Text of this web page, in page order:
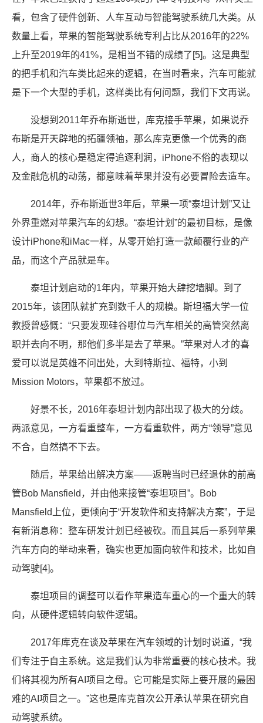
看，包含了硬件创新、人车互动与智能驾驶系统几大类。从
数量上看，苹果的智能驾驶系统专利占比从2016年的22%
上升至2019年的41%，是相当不错的成绩了[5]。这是典型
的把手机和汽车类比起来的逻辑，在当时看来，汽车可能就
是下一个大型的手机，这样类比有何问题，我们下文再说。
没想到2011年乔布斯逝世，库克接手苹果，如果说乔
布斯是开天辟地的拓疆领袖，那么库克更像一个优秀的商
人，商人的核心是稳定得追逐利润，iPhone不俗的表现以
及金融危机的动荡，都意味着苹果并没有必要冒险去造车。
2014年，乔布斯逝世3年后，苹果一项“泰坦计划”又让
外界重燃对苹果汽车的幻想。“泰坦计划”的最初目标，是像
设计iPhone和iMac一样，从零开始打造一款颠覆行业的产
品，而这个产品就是车。
泰坦计划启动的1年内，苹果开始大肆挖墙脚。到了
2015年，该团队就扩充到数千人的规模。斯坦福大学一位
教授曾感慨：“只要发现硅谷哪位与汽车相关的高管突然离
职并去向不明，那他们多半是去了苹果。”苹果对人才的喜
爱可以说是英雄不问出处，大到特斯拉、福特，小到
Mission Motors，苹果都不放过。
好景不长，2016年泰坦计划内部出现了极大的分歧。
两派意见，一方看重整车，一方看重软件，两方“领导”意见
不合，自然搞不下去。
随后，苹果给出解决方案——返聘当时已经退休的前高
管Bob Mansfield，并由他来接管“泰坦项目”。Bob
Mansfield上位，更倾向于“开发软件和支持解决方案”，于是
有新消息称：整车研发计划已经被砍。而且其后一系列苹果
汽车方向的举动来看，确实也更加面向软件和技术，比如自
动驾驶[4]。
泰坦项目的调整可以看作苹果造车重心的一个重大的转
向，从硬件逻辑转向软件逻辑。
2017年库克在谈及苹果在汽车领域的计划时说道，“我
们专注于自主系统。这是我们认为非常重要的核心技术。我
们将其视为所有AI项目之母。它可能是实际上要开展的最困
难的AI项目之一。”这也是库克首次公开承认苹果在研究自
动驾驶系统。